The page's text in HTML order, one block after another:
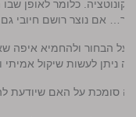
כלומר לאופן
אם נוצר רושם חיובי גם
על הבחור ולהחמיא
ניתן לעשות שיקול אמיתי
סומכת על האם שיודעת